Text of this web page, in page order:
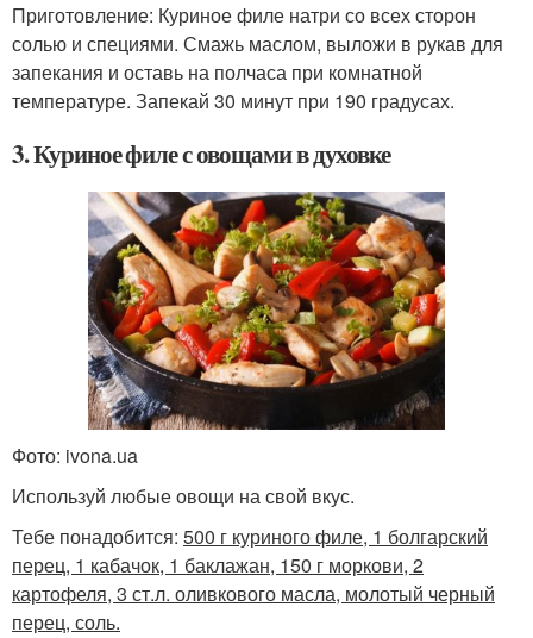
Приготовление: Куриное филе натри со всех сторон
солью и специями. Смажь маслом, выложи в рукав для
запекания и оставь на полчаса при комнатной
температуре. Запекай 30 минут при 190 градусах.
3. Куриное филе с овощами в духовке
Фото: ivona.ua
Используй любые овощи на свой вкус.
Тебе понадобится: 500 г куриного филе, 1 болгарский
перец, 1 кабачок, 1 баклажан, 150 г моркови, 2
картофеля, 3 ст.л. оливкового масла, молотый черный
перец, соль.